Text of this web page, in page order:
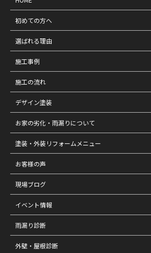
初めての方へ
選ばれる理由
施工事例
施工の流れ
デザイン塗装
お家の劣化・雨漏りについて
塗装・外装リフォームメニュー
お客様の声
現場ブログ
イベント情報
雨漏り診断
外壁・屋根診断